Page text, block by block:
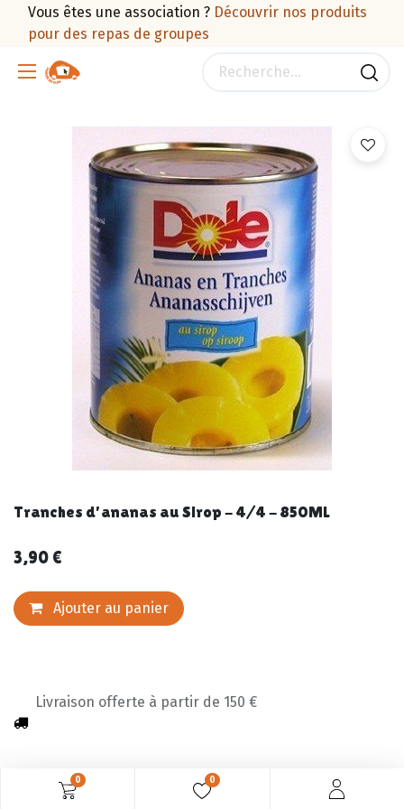
0 0
Vous êtes une association ? Découvrir nos produits
pour des repas de groupes
Tranches d'ananas au Sirop - 4/4 - 850ML
3,90 €
Ajouter au panier
Livraison offerte à partir de 150 €